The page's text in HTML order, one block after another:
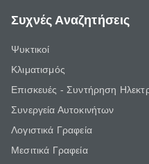
Συχνές Αναζητήσεις
Ψυκτικοί
Κλιματισμός
Επισκευές - Συντήρηση
Συνεργεία Αυτοκινήτων
Λογιστικά Γραφεία
Μεσιτικά Γραφεία